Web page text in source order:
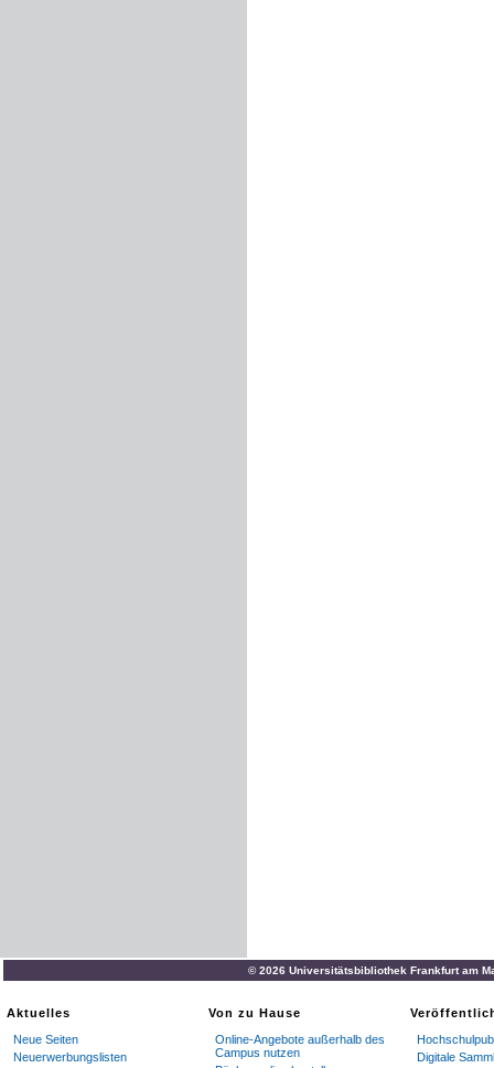
© 2026 Universitätsbibliothek Frankfurt am
Aktuelles
Neue Seiten
Neuerwerbungslisten
Von zu Hause
Online-Angebote außerhalb des
Campus nutzen
Digitale